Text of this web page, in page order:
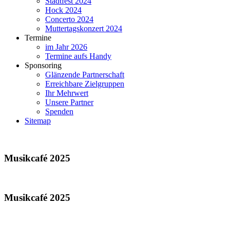
Hock 2024
Concerto 2024
Muttertagskonzert 2024
Termine
im Jahr 2026
Termine aufs Handy
Sponsoring
Glänzende Partnerschaft
Erreichbare Zielgruppen
Ihr Mehrwert
Unsere Partner
Spenden
Sitemap
Musikcafé 2025
Musikcafé 2025